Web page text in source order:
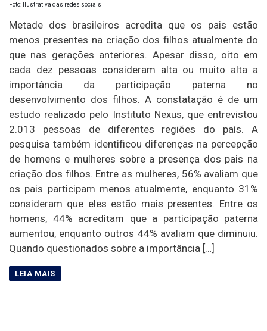
Foto: Ilustrativa das redes sociais
Metade dos brasileiros acredita que os pais estão
menos presentes na criação dos filhos atualmente do
que nas gerações anteriores. Apesar disso, oito em
cada dez pessoas consideram alta ou muito alta a
importância da participação paterna no
desenvolvimento dos filhos. A constatação é de um
estudo realizado pelo Instituto Nexus, que entrevistou
2.013 pessoas de diferentes regiões do país. A
pesquisa também identificou diferenças na percepção
de homens e mulheres sobre a presença dos pais na
criação dos filhos. Entre as mulheres, 56% avaliam que
os pais participam menos atualmente, enquanto 31%
consideram que eles estão mais presentes. Entre os
homens, 44% acreditam que a participação paterna
aumentou, enquanto outros 44% avaliam que diminuiu.
Quando questionados sobre a importância […]